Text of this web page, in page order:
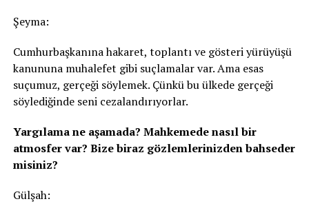
Şeyma:
Cumhurbaşkanına hakaret, toplantı ve gösteri yürüyüşü
kanununa muhalefet gibi suçlamalar var. Ama esas
suçumuz, gerçeği söylemek. Çünkü bu ülkede gerçeği
söylediğinde seni cezalandırıyorlar.
Yargılama ne aşamada? Mahkemede nasıl bir
atmosfer var? Bize biraz gözlemlerinizden bahseder
misiniz?
Gülşah: